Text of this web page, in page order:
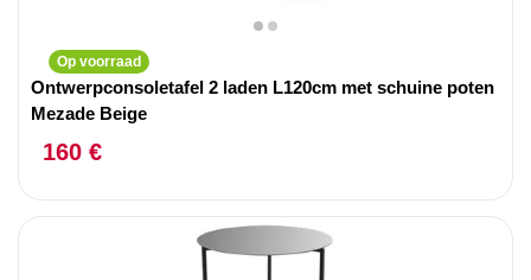
Op voorraad
Ontwerpconsoletafel 2 laden L120cm met schuine poten
Mezade Beige
160 €